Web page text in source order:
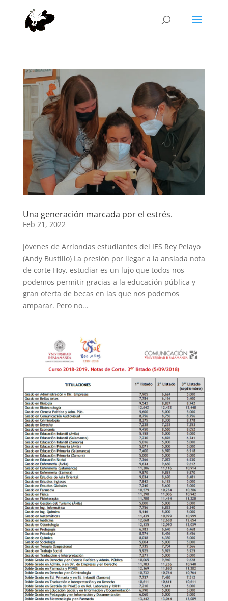
Una generación marcada por el estrés.
Feb 21, 2022
Jóvenes de Arriondas estudiantes del IES Rey Pelayo
(Andy Bustillo) La presión por llegar a la ansiada nota
de corte Hoy, estudiar es un lujo que todos nos
podemos permitir gracias a la educación pública y
gran oferta de becas en las que nos podemos
amparar. Pero no...